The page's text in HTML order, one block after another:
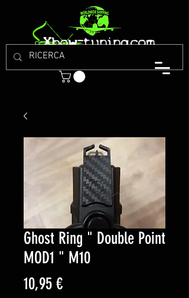
Ghost Ring " Double Point
MOD1 " M10
10,95 €Prezzo